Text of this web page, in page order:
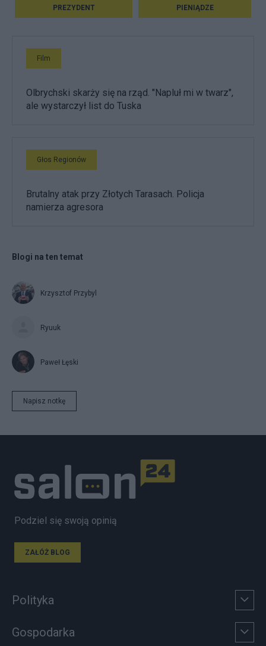
PREZYDENT PIENIĄDZE
Film
Olbrychski skarży się na rząd. "Napluł mi w twarz",
ale wystarczył list do Tuska
Głos Regionów
Brutalny atak przy Złotych Tarasach. Policja
namierza agresora
Blogi na ten temat
Krzysztof Przybyl
Ryuuk
Paweł Łęski
Napisz notkę
Podziel się swoją opinią
ZAŁÓŻ BLOG
Polityka
Gospodarka